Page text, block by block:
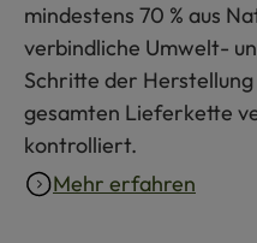
mindestens 70 % aus
verbindliche Umwelt-
Schritte der
gesamten Lieferkette
kontrolliert.
Mehr erfahren